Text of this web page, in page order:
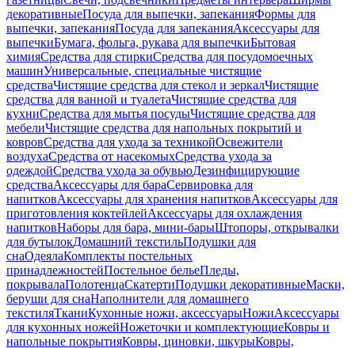
декоративныеПосуда для выпечки, запеканияФормы для
выпечки, запеканияПосуда для запеканияАксессуары для
выпечкиБумага, фольга, рукава для выпечкиБытовая
химияСредства для стиркиСредства для посудомоечных
машинУниверсальные, специальные чистящие
средстваЧистящие средства для стекол и зеркалЧистящие
средства для ванной и туалетаЧистящие средства для
кухниСредства для мытья посудыЧистящие средства для
мебелиЧистящие средства для напольных покрытий и
ковровСредства для ухода за техникойОсвежители
воздухаСредства от насекомыхСредства ухода за
одеждойСредства ухода за обувьюДезинфицирующие
средстваАксессуары для бараСервировка для
напитковАксессуары для хранения напитковАксессуары для
приготовления коктейлейАксессуары для охлаждения
напитковНаборы для бара, мини-барыШтопоры, открывалки
для бутылокДомашний текстильПодушки для
снаОдеялаКомплекты постельных
принадлежностейПостельное бельеПледы,
покрывалаПолотенцаСкатертиПодушки декоративныеМаски,
беруши для снаНаполнители для домашнего
текстиляТканиКухонные ножи, аксессуарыНожиАксессуары
для кухонных ножейНожеточки и комплектующиеКовры и
напольные покрытияКовры, циновки, шкурыКовры,